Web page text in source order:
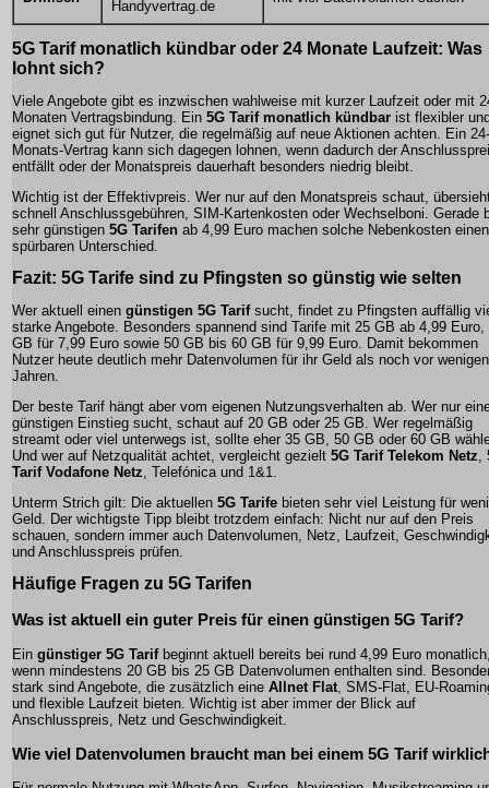
Handyvertrag.de
5G Tarif monatlich kündbar oder 24 Monate Laufzeit: Was
lohnt sich?
Viele Angebote gibt es inzwischen wahlweise mit kurzer Laufzeit oder mit
Monaten Vertragsbindung. Ein 5G Tarif monatlich kündbar ist flexibler
eignet sich gut für Nutzer, die regelmäßig auf neue Aktionen achten. Ein 24-
Monats-Vertrag kann sich dagegen lohnen, wenn dadurch der
entfällt oder der Monatspreis dauerhaft besonders niedrig bleibt.
Wichtig ist der Effektivpreis. Wer nur auf den Monatspreis schaut,
schnell Anschlussgebühren, SIM-Kartenkosten oder Wechselboni. Gerade
sehr günstigen 5G Tarifen ab 4,99 Euro machen solche Nebenkosten einen
spürbaren Unterschied.
Fazit: 5G Tarife sind zu Pfingsten so günstig wie selten
Wer aktuell einen günstigen 5G Tarifsucht, findet zu Pfingsten auffällig
starke Angebote. Besonders spannend sind Tarife mit 25 GB ab 4,99 Euro,
GB für 7,99 Euro sowie 50 GB bis 60 GB für 9,99 Euro. Damit bekommen
Nutzer heute deutlich mehr Datenvolumen für ihr Geld als noch vor wenigen
Jahren.
Der beste Tarif hängt aber vom eigenen Nutzungsverhalten ab. Wer nur
günstigen Einstieg sucht, schaut auf 20 GB oder 25 GB. Wer regelmäßig
streamt oder viel unterwegs ist, sollte eher 35 GB, 50 GB oder 60 GB
Und wer auf Netzqualität achtet, vergleicht gezielt 5G Tarif Telekom Netz,
Tarif Vodafone Netz, Telefónica und 1&1.
Unterm Strich gilt: Die aktuellen 5G Tarife bieten sehr viel Leistung für
Geld. Der wichtigste Tipp bleibt trotzdem einfach: Nicht nur auf den Preis
schauen, sondern immer auch Datenvolumen, Netz, Laufzeit,
und Anschlusspreis prüfen.
Häufige Fragen zu 5G Tarifen
Was ist aktuell ein guter Preis für einen günstigen 5G Tarif?
Ein günstiger 5G Tarifbeginnt aktuell bereits bei rund 4,99 Euro
wenn mindestens 20 GB bis 25 GB Datenvolumen enthalten sind.
stark sind Angebote, die zusätzlich eine Allnet Flat , SMS-Flat, EU-
und flexible Laufzeit bieten. Wichtig ist aber immer der Blick auf
Anschlusspreis, Netz und Geschwindigkeit.
Wie viel Datenvolumen braucht man bei einem 5G Tarif